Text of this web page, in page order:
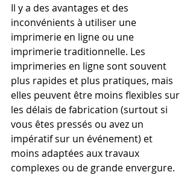
Il y a des avantages et des
inconvénients à utiliser une
imprimerie en ligne ou une
imprimerie traditionnelle. Les
imprimeries en ligne sont souvent
plus rapides et plus pratiques, mais
elles peuvent être moins flexibles sur
les délais de fabrication (surtout si
vous êtes pressés ou avez un
impératif sur un événement) et
moins adaptées aux travaux
complexes ou de grande envergure.